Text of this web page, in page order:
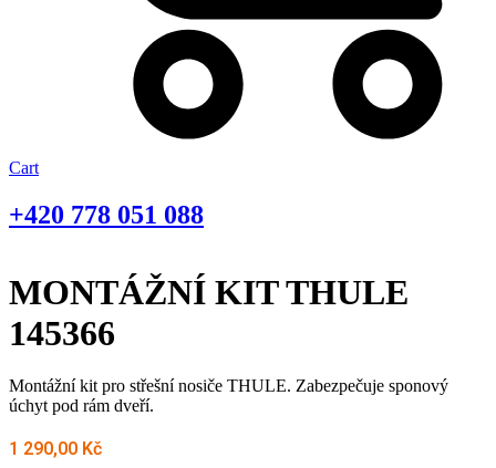
Cart
+420 778 051 088
MONTÁŽNÍ KIT THULE
145366
Montážní kit pro střešní nosiče THULE. Zabezpečuje sponový
úchyt pod rám dveří.
1 290,00 Kč